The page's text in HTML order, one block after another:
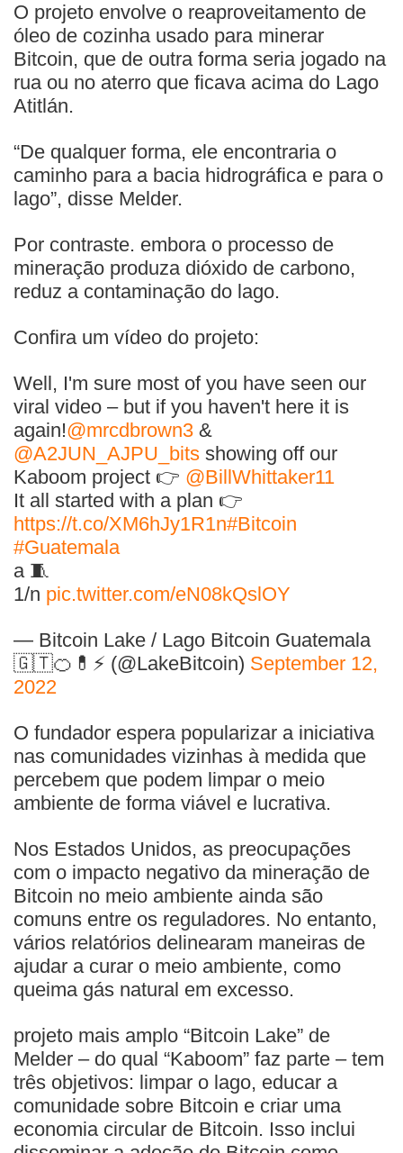
O projeto envolve o reaproveitamento de
óleo de cozinha usado para minerar
Bitcoin, que de outra forma seria jogado na
rua ou no aterro que ficava acima do Lago
Atitlán.
“De qualquer forma, ele encontraria o
caminho para a bacia hidrográfica e para o
lago”, disse Melder.
Por contraste. embora o processo de
mineração produza dióxido de carbono,
reduz a contaminação do lago.
Confira um vídeo do projeto:
Well, I'm sure most of you have seen our
viral video – but if you haven't here it is
again!@mrcdbrown3 &
@A2JUN_AJPU_bits showing off our
Kaboom project 👉 @BillWhittaker11
It all started with a plan 👉
https://t.co/XM6hJy1R1n#Bitcoin
#Guatemala
a 🧵
1/n pic.twitter.com/eN08kQslOY
— Bitcoin Lake / Lago Bitcoin Guatemala
🇬🇹🍊💊⚡️ (@LakeBitcoin) September 12,
2022
O fundador espera popularizar a iniciativa
nas comunidades vizinhas à medida que
percebem que podem limpar o meio
ambiente de forma viável e lucrativa.
Nos Estados Unidos, as preocupações
com o impacto negativo da mineração de
Bitcoin no meio ambiente ainda são
comuns entre os reguladores. No entanto,
vários relatórios delinearam maneiras de
ajudar a curar o meio ambiente, como
queima gás natural em excesso.
projeto mais amplo “Bitcoin Lake” de
Melder – do qual “Kaboom” faz parte – tem
três objetivos: limpar o lago, educar a
comunidade sobre Bitcoin e criar uma
economia circular de Bitcoin. Isso inclui